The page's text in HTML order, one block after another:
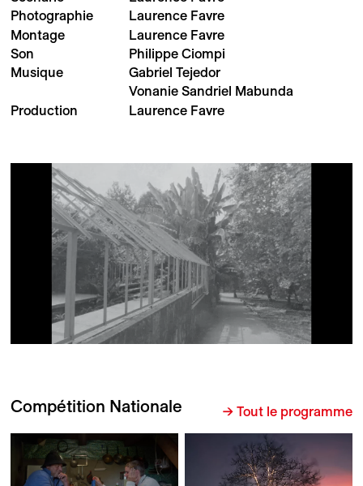
Photographie
Laurence Favre
Montage
Laurence Favre
Son
Philippe Ciompi
Musique
Gabriel Tejedor
Vonanie Sandriel Mabunda
Production
Laurence Favre
Compétition Nationale → Tout le programme